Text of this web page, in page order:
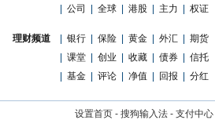
公司 全球 港股 主力 权证
理财频道 银行 保险 黄金 外汇
期货
课堂 创业 收藏 债券
信托
基金 评论 净值 回报 分红
设置首页 - 搜狗输入法 - 支付中心